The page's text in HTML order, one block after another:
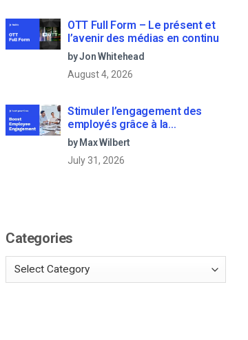
OTT Full Form – Le présent et
l’avenir des médias en continu
by Jon Whitehead
August 4, 2026
Stimuler l’engagement des
employés grâce à la
communication d’entreprise en
direct
by Max Wilbert
July 31, 2026
Categories